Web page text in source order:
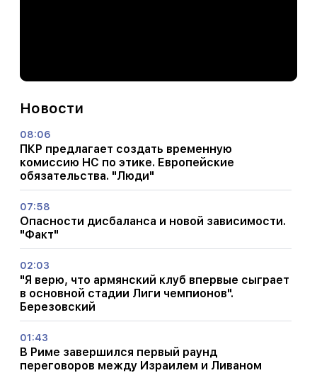
Новости
08:06
ПКР предлагает создать временную
комиссию НС по этике. Европейские
обязательства. "Люди"
07:58
Опасности дисбаланса и новой зависимости.
"Факт"
02:03
"Я верю, что армянский клуб впервые сыграет
в основной стадии Лиги чемпионов".
Березовский
01:43
В Риме завершился первый раунд
переговоров между Израилем и Ливаном